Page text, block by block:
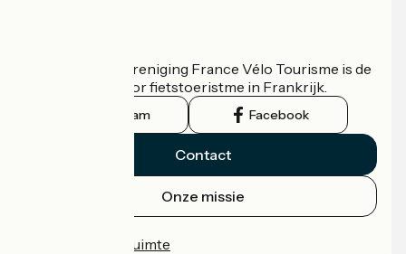
De nationale vereniging France Vélo Tourisme is de
officiële gids voor fietstoeristme in Frankrijk.
Instagram Facebook
Contact
Onze missie
Professionele ruimte